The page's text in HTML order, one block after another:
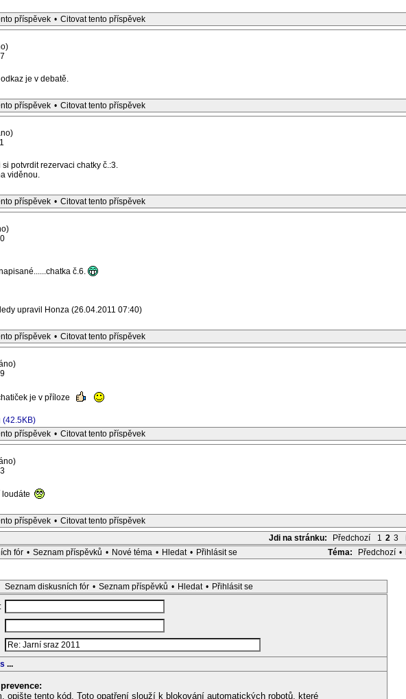
příspěvek • Citovat tento příspěvek
je v debatě.
příspěvek • Citovat tento příspěvek
potvrdit rezervaci chatky č.:3.
viděnou.
příspěvek • Citovat tento příspěvek
č.6.
upravil Honza (26.04.2011 07:40)
příspěvek • Citovat tento příspěvek
je v příloze
(42.5KB)
příspěvek • Citovat tento příspěvek
loudáte
příspěvek • Citovat tento příspěvek
Jdi na stránku:
Předchozí 1 2 3
Téma:
Předchozí •
fór • Seznam příspěvků • Nové téma • Hledat • Přihlásit se
Seznam diskusních fór • Seznam příspěvků • Hledat • Přihlásit se
...
opište tento kód. Toto opatření slouží k blokování automatických robotů, které